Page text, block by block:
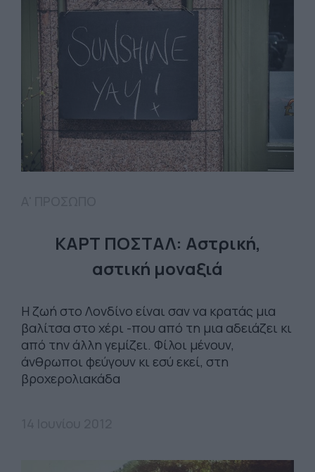
ΚΑΡΤ ΠΟΣΤΑΛ: Αστρική,
αστική μοναξιά
Η ζωή στο Λονδίνο είναι σαν να κρατάς μια
βαλίτσα στο χέρι -που από τη μια αδειάζει κι
από την άλλη γεμίζει. Φίλοι μένουν,
άνθρωποι φεύγουν κι εσύ εκεί, στη
βροχερολιακάδα